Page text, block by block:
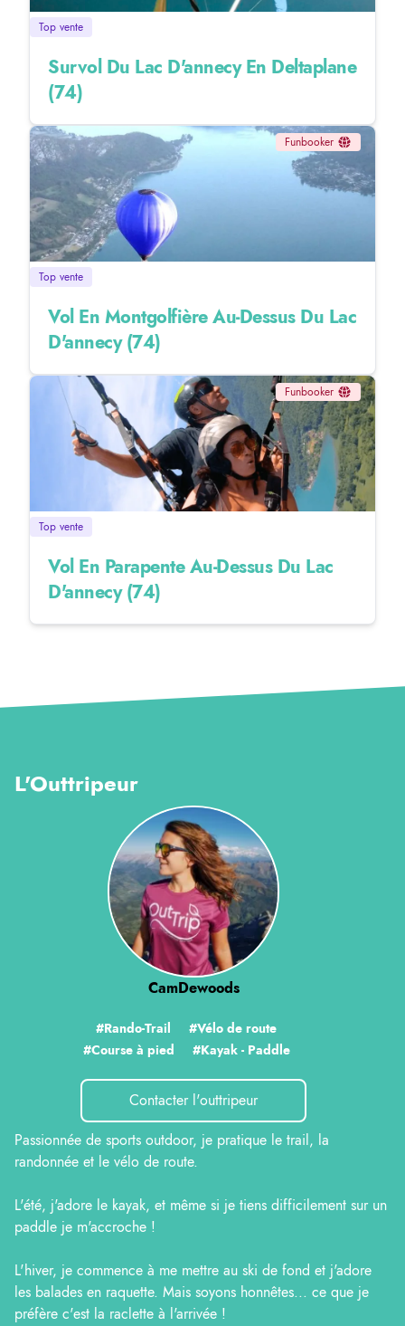
Top vente
Survol Du Lac D'annecy En Deltaplane
(74)
Funbooker
Top vente
Vol En Montgolfière Au-Dessus Du Lac
D'annecy (74)
Funbooker
Top vente
Vol En Parapente Au-Dessus Du Lac
D'annecy (74)
L'Outtripeur
CamDewoods
#Rando-Trail
#Vélo de route
#Course à pied
#Kayak - Paddle
Contacter l'outtripeur
Passionnée de sports outdoor, je pratique le trail, la
randonnée et le vélo de route.
L'été, j'adore le kayak, et même si je tiens difficilement sur un
paddle je m'accroche !
L'hiver, je commence à me mettre au ski de fond et j'adore
les balades en raquette. Mais soyons honnêtes... ce que je
préfère c'est la raclette à l'arrivée !